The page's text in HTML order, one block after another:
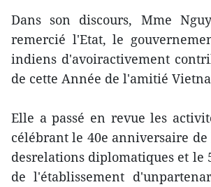
Dans son discours, Mme
remercié l'Etat, le
indiens d'avoiractivement
de cette Année de l'amitié
Elle a passé en revue les
célébrant le 40e anniversaire
desrelations diplomatiques et le
de l'établissement